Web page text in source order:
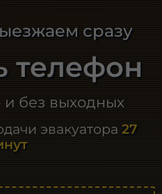
сразу
телефон
и без выходных
эвакуатора27